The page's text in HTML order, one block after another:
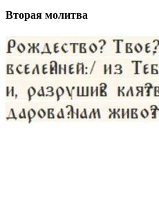
Вторая молитва